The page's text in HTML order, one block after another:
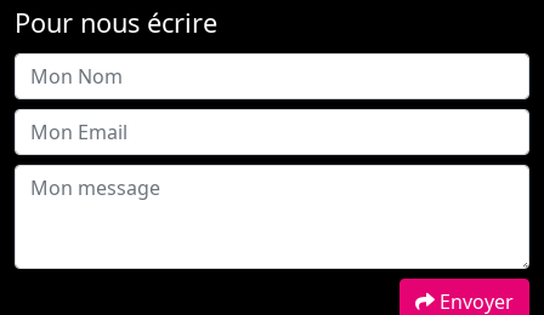
PinkTV 2026 -